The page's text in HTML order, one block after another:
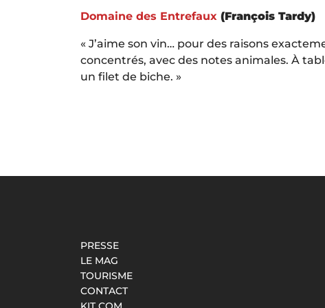
Domaine des Entrefaux (François Tardy)
« J’aime son vin… pour des raisons
concentrés, avec des notes animales. À
un filet de biche. »
PRESSE
LE MAG
TOURISME
CONTACT